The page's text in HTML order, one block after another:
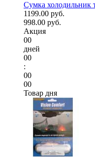
Сумка холодильник
1199.00 руб.
998.00 руб.
Акция
00
дней
00
:
00
00
Товар дня